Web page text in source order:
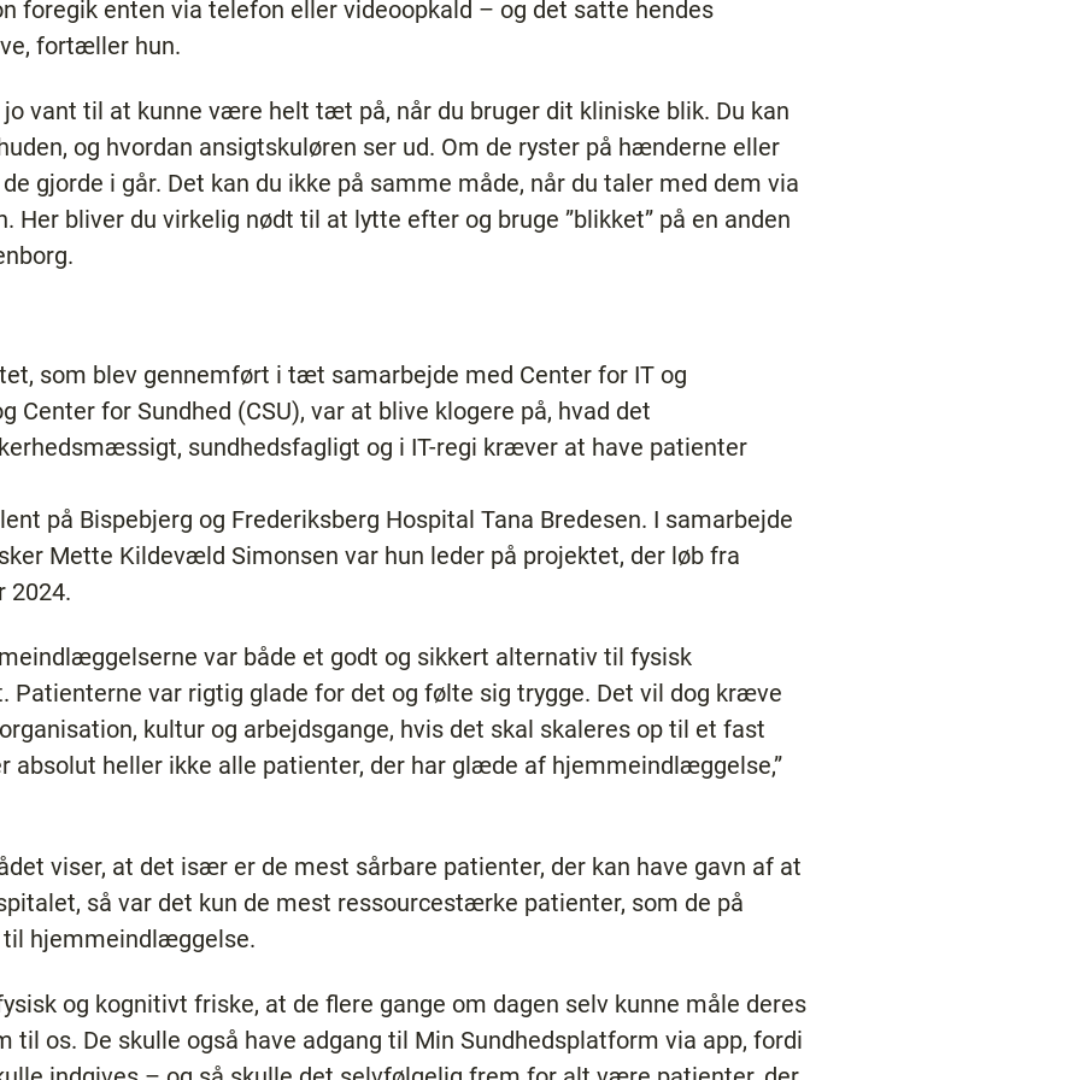
foregik enten via telefon eller videoopkald – og det satte hendes
fortæller hun.
jo vant til at kunne være helt tæt på, når du bruger dit kliniske blik. Du kan
og hvordan ansigtskuløren ser ud. Om de ryster på hænderne eller
gjorde i går. Det kan du ikke på samme måde, når du taler med dem via
Her bliver du virkelig nødt til at lytte efter og bruge ”blikket” på en anden
som blev gennemført i tæt samarbejde med Center for IT og
Center for Sundhed (CSU), var at blive klogere på, hvad det
sundhedsfagligt og i IT-regi kræver at have patienter
på Bispebjerg og Frederiksberg Hospital Tana Bredesen. I samarbejde
Mette Kildevæld Simonsen var hun leder på projektet, der løb fra
2024.
var både et godt og sikkert alternativ til fysisk
Patienterne var rigtig glade for det og følte sig trygge. Det vil dog kræve
kultur og arbejdsgange, hvis det skal skaleres op til et fast
absolut heller ikke alle patienter, der har glæde af hjemmeindlæggelse,”
viser, at det især er de mest sårbare patienter, der kan have gavn af at
så var det kun de mest ressourcestærke patienter, som de på
hjemmeindlæggelse.
og kognitivt friske, at de flere gange om dagen selv kunne måle deres
os. De skulle også have adgang til Min Sundhedsplatform via app, fordi